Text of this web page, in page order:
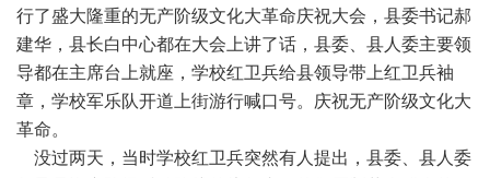
行了盛大隆重的无产阶级文化大革命庆祝大会，县委书记郝
建华，县长白中心都在大会上讲了话，县委、县人委主要领
导都在主席台上就座，学校红卫兵给县领导带上红卫兵袖
章，学校军乐队开道上街游行喊口号。庆祝无产阶级文化大
革命。
没过两天，当时学校红卫兵突然有人提出，县委、县人委